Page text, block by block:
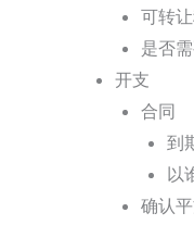
可转
是否
开支
合同
到
以
确认